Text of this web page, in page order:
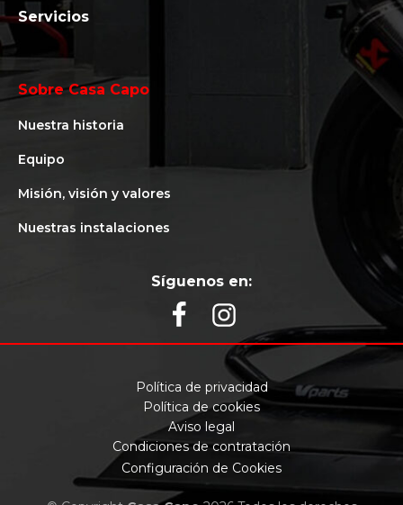
Servicios
Sobre Casa Capo
Nuestra historia
Equipo
Misión, visión y valores
Nuestras instalaciones
Síguenos en:
Política de privacidad
Política de cookies
Aviso legal
Condiciones de contratación
Configuración de Cookies